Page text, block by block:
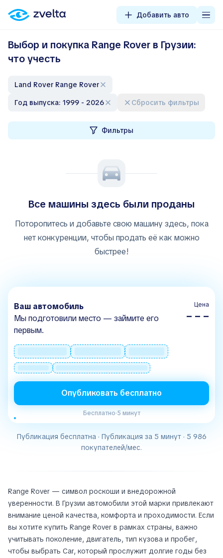
Добавить авто
Выбор и покупка Range Rover в Грузии:
что учесть
Land Rover Range Rover
Год выпуска: 1999 - 2026
Сбросить фильтры
Фильтры
Все машины здесь были проданы
Поторопитесь и добавьте свою машину здесь, пока
нет конкуренции, чтобы продать её как можно
быстрее!
Ваш автомобиль
Мы подготовили место — займите его
первым.
Цена
– – –
Опубликовать бесплатно
Бесплатно·5 минут
Публикация бесплатна · Публикация за 5 минут · 5 986
покупателей/мес.
Range Rover — символ роскоши и внедорожной
уверенности. В Грузии автомобили этой марки привлекают
внимание ценой качества, комфорта и проходимости. Если
вы хотите купить Range Rover в рамках страны, важно
учитывать поколение, двигатель, тип кузова и пробег,
чтобы выбрать Car, который прослужит долгие годы без